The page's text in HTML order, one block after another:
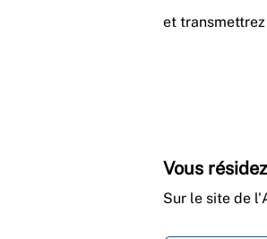
et
Vous
Sur le site de